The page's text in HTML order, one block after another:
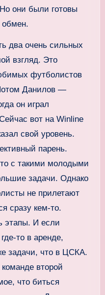
они были готовы
обмен.
два очень сильных
взгляд. Это
футболистов
Данилов —
он играл
вот на Winline
свой уровень.
парень.
с такими молодыми
задачи. Однако
не прилетают
сразу кем‑то.
этапы. И если
в аренде,
задачи, что в ЦСКА.
второй
что биться